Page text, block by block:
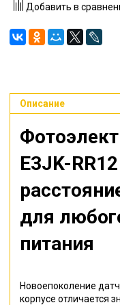
Добавить в
Описание
E3JK-
для
питания
Новоепоколение
корпусе отличается